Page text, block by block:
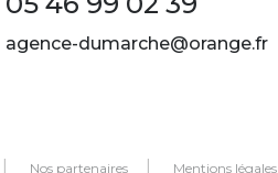
agence-dumarche@orange.fr
Nos partenaires Mentions légales